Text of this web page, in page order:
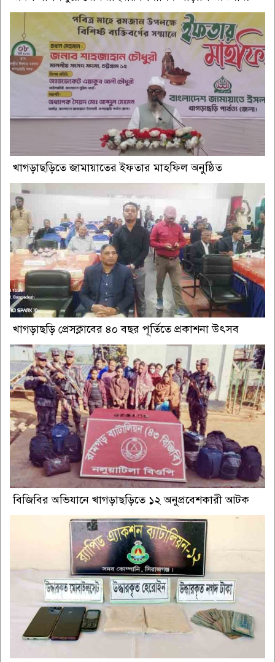
খাগড়াছড়িতে জামায়াতের ইফতার মাহফিল অনুষ্ঠিত
খাগড়াছড়ি প্রেসক্লাবের ৪০ বছর পূর্তিতে প্রকাশনা উৎসব
বিজিবির অভিযানে খাগড়াছড়িতে ১২ অনুপ্রবেশকারী আটক